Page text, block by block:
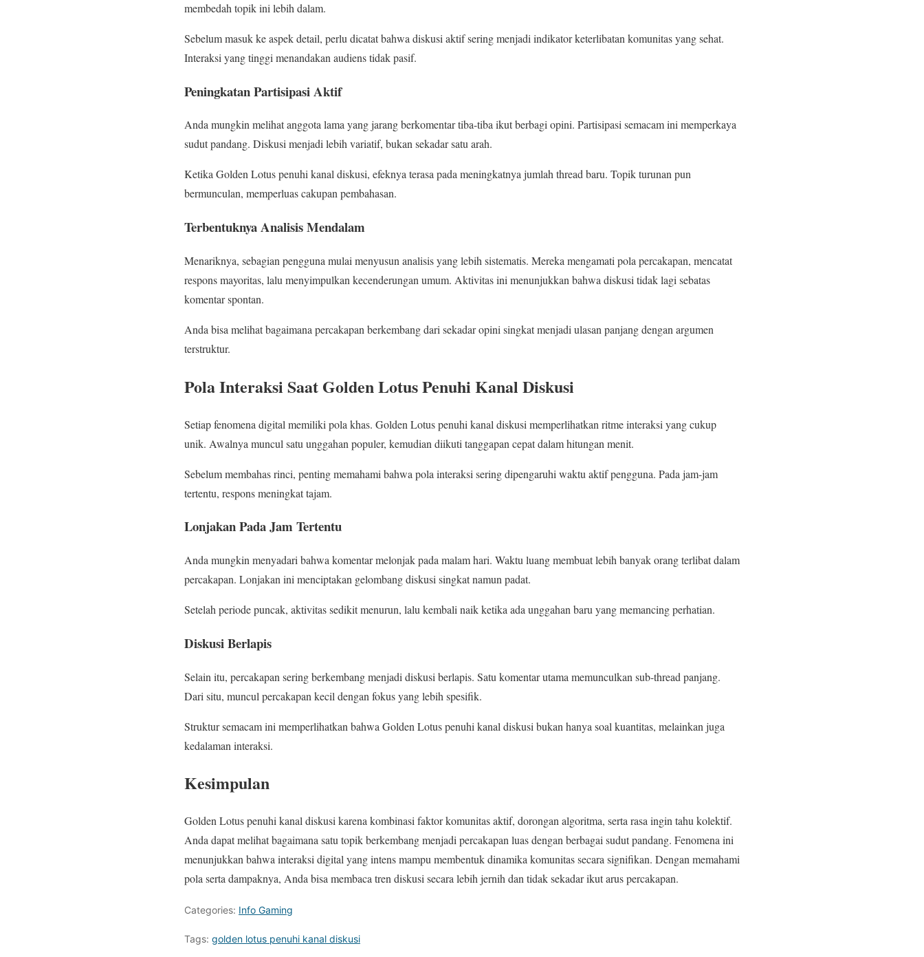
membedah topik ini lebih dalam.
Sebelum masuk ke aspek detail, perlu dicatat bahwa diskusi aktif sering menjadi indikator keterlibatan komunitas yang sehat.
Interaksi yang tinggi menandakan audiens tidak pasif.
Peningkatan Partisipasi Aktif
Anda mungkin melihat anggota lama yang jarang berkomentar tiba-tiba ikut berbagi opini. Partisipasi semacam ini memperkaya
sudut pandang. Diskusi menjadi lebih variatif, bukan sekadar satu arah.
Ketika Golden Lotus penuhi kanal diskusi, efeknya terasa pada meningkatnya jumlah thread baru. Topik turunan pun
bermunculan, memperluas cakupan pembahasan.
Terbentuknya Analisis Mendalam
Menariknya, sebagian pengguna mulai menyusun analisis yang lebih sistematis. Mereka mengamati pola percakapan, mencatat
respons mayoritas, lalu menyimpulkan kecenderungan umum. Aktivitas ini menunjukkan bahwa diskusi tidak lagi sebatas
komentar spontan.
Anda bisa melihat bagaimana percakapan berkembang dari sekadar opini singkat menjadi ulasan panjang dengan argumen
terstruktur.
Pola Interaksi Saat Golden Lotus Penuhi Kanal Diskusi
Setiap fenomena digital memiliki pola khas. Golden Lotus penuhi kanal diskusi memperlihatkan ritme interaksi yang cukup
unik. Awalnya muncul satu unggahan populer, kemudian diikuti tanggapan cepat dalam hitungan menit.
Sebelum membahas rinci, penting memahami bahwa pola interaksi sering dipengaruhi waktu aktif pengguna. Pada jam-jam
tertentu, respons meningkat tajam.
Lonjakan Pada Jam Tertentu
Anda mungkin menyadari bahwa komentar melonjak pada malam hari. Waktu luang membuat lebih banyak orang terlibat dalam
percakapan. Lonjakan ini menciptakan gelombang diskusi singkat namun padat.
Setelah periode puncak, aktivitas sedikit menurun, lalu kembali naik ketika ada unggahan baru yang memancing perhatian.
Diskusi Berlapis
Selain itu, percakapan sering berkembang menjadi diskusi berlapis. Satu komentar utama memunculkan sub-thread panjang.
Dari situ, muncul percakapan kecil dengan fokus yang lebih spesifik.
Struktur semacam ini memperlihatkan bahwa Golden Lotus penuhi kanal diskusi bukan hanya soal kuantitas, melainkan juga
kedalaman interaksi.
Kesimpulan
Golden Lotus penuhi kanal diskusi karena kombinasi faktor komunitas aktif, dorongan algoritma, serta rasa ingin tahu kolektif.
Anda dapat melihat bagaimana satu topik berkembang menjadi percakapan luas dengan berbagai sudut pandang. Fenomena ini
menunjukkan bahwa interaksi digital yang intens mampu membentuk dinamika komunitas secara signifikan. Dengan memahami
pola serta dampaknya, Anda bisa membaca tren diskusi secara lebih jernih dan tidak sekadar ikut arus percakapan.
Categories: Info Gaming
Tags: golden lotus penuhi kanal diskusi